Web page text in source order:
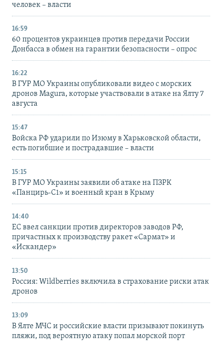
человек – власти
16:59
60 процентов украинцев против передачи России
Донбасса в обмен на гарантии безопасности – опрос
16:22
В ГУР МО Украины опубликовали видео с морских
дронов Magura, которые участвовали в атаке на Ялту 7
августа
15:47
Войска РФ ударили по Изюму в Харьковской области,
есть погибшие и пострадавшие – власти
15:15
В ГУР МО Украины заявили об атаке на ПЗРК
«Панцирь-С1» и военный кран в Крыму
14:40
ЕС ввел санкции против директоров заводов РФ,
причастных к производству ракет «Сармат» и
«Искандер»
13:50
Россия: Wildberries включила в страхование риски атак
дронов
13:09
В Ялте МЧС и российские власти призывают покинуть
пляжи, под вероятную атаку попал морской порт